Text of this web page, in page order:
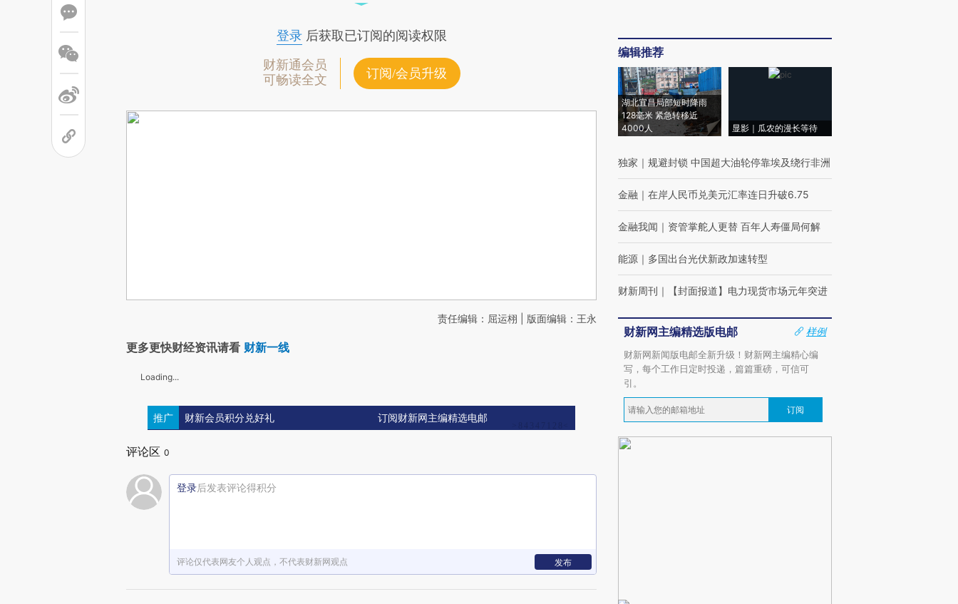
登录后获取已订阅的阅读权限
财新通会员
可畅读全文
订阅/会员升级
责任编辑：屈运栩 | 版面编辑：王永
更多更快财经资讯请看 财新一线
Loading...
推广 财新会员积分兑好礼 订阅财新网主编精选电邮
评论区 0
登录后发表评论得积分
评论仅代表网友个人观点，不代表财新网观点 发布
编辑推荐
湖北宜昌局部短时降雨
128毫米 紧急转移近
4000人
显影｜瓜农的漫长等待
独家 ｜ 规避封锁 中国超大油轮停靠埃及绕行非洲
金融 ｜ 在岸人民币兑美元汇率连日升破6.75
金融我闻 ｜ 资管掌舵人更替 百年人寿僵局何解
能源 ｜ 多国出台光伏新政加速转型
财新周刊 ｜ 【封面报道】电力现货市场元年突进
财新网主编精选版电邮
样例
财新网新闻版电邮全新升级！财新网主编精心编
写，每个工作日定时投递，篇篇重磅，可信可
引。
订阅